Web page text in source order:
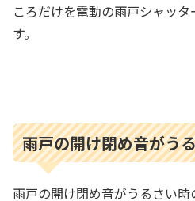
ころだけを電動の雨戸シャッ
す。
雨戸の開け閉め音がう
雨戸の開け閉め音がうるさい時